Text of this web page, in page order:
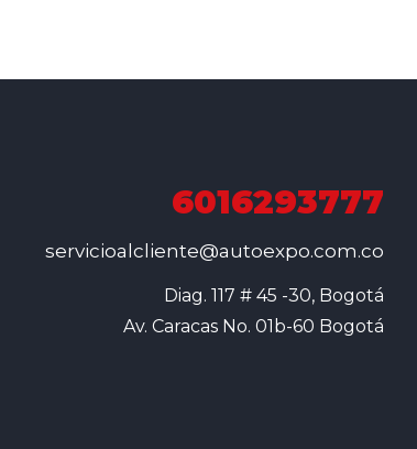
6016293777
servicioalcliente@autoexpo.com.co
Diag. 117 # 45 -30, Bogotá
Av. Caracas No. 01b-60 Bogotá